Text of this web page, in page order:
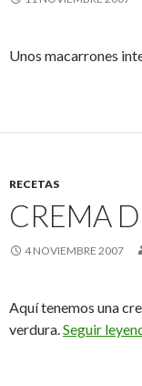
Unos macarrones
RECETAS
CREMA
4 NOVIEMBRE 2007
Aquí tenemos una
verdura.Seguir